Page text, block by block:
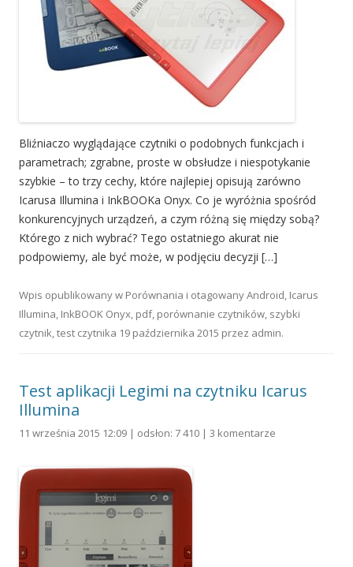
Bliźniaczo wyglądające czytniki o podobnych funkcjach i
parametrach; zgrabne, proste w obsłudze i niespotykanie
szybkie – to trzy cechy, które najlepiej opisują zarówno
Icarusa Illumina i InkBOOKa Onyx. Co je wyróżnia spośród
konkurencyjnych urządzeń, a czym różną się między sobą?
Którego z nich wybrać? Tego ostatniego akurat nie
podpowiemy, ale być może, w podjęciu decyzji […]
Wpis opublikowany w Porównania i otagowanyAndroid, Icarus
Illumina, InkBOOK Onyx, pdf, porównanie czytników, szybki
czytnik,test czytnika 19 października 2015 przez admin.
Test aplikacji Legimi na czytniku Icarus
Illumina
11 września 2015 12:09 | odsłon: 7 410 | 3 komentarze